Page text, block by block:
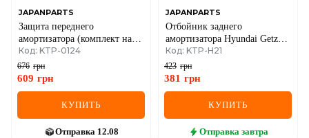
JAPANPARTS
Защита переднего
амортизатора (комплект на
ось) BMW 3/5/7 серия
Код: KTP-0124
676 грн
609 грн
КУПИТЬ
Отправка 12.08
JAPANPARTS
Отбойник заднего
амортизатора Hyundai Getz
02–
Код: KTP-H21
423 грн
381 грн
КУПИТЬ
Отправка завтра